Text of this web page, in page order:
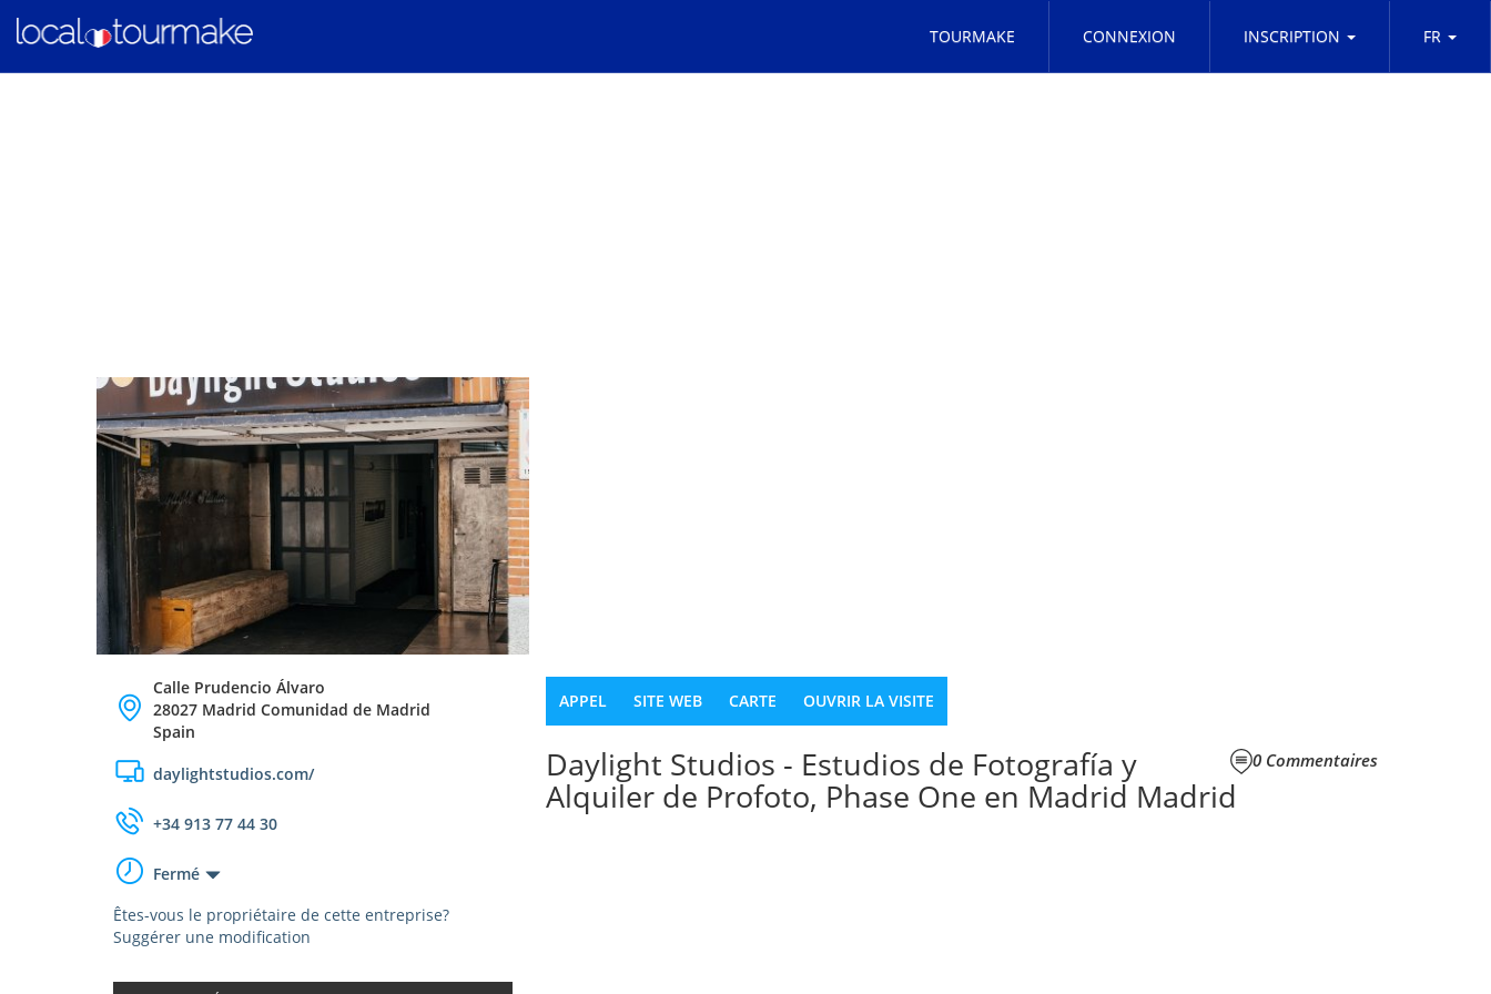
TOURMAKE CONNEXION INSCRIPTION FR
Calle Prudencio Álvaro
28027 Madrid Comunidad de Madrid
Spain
daylightstudios.com/
+34 913 77 44 30
Fermé
Êtes-vous le propriétaire de cette entreprise?
Suggérer une modification
APPEL SITE WEB CARTE OUVRIR LA VISITE
0 Commentaires
Daylight Studios - Estudios de Fotografía y
Alquiler de Profoto, Phase One en Madrid Madrid